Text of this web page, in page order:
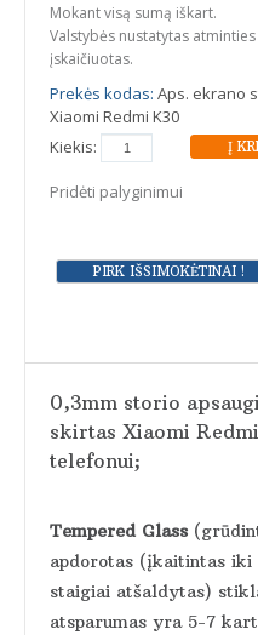
Mokant visą sumą iškart.
Valstybės nustatytas
įskaičiuotas.
Prekės kodas: Aps. ekrano
Xiaomi Redmi K30
Kiekis:
Pridėti palyginimui
0,3mm storio
skirtas Xiaomi
telefonui;
Tempered Glass
apdorotas (įkaitintas
staigiai atšaldytas)
atsparumas yra 5-7